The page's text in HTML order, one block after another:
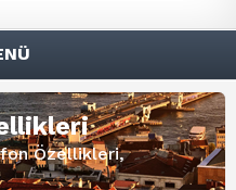
Özellikleri,